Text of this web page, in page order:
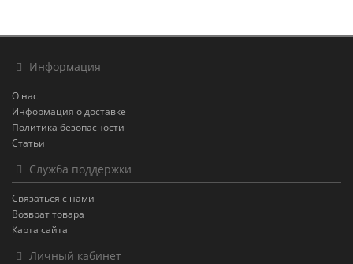
Информация
О нас
Информация о доставке
Политика безопасности
Статьи
Служба поддержки
Связаться с нами
Возврат товара
Карта сайта
Личный кабинет